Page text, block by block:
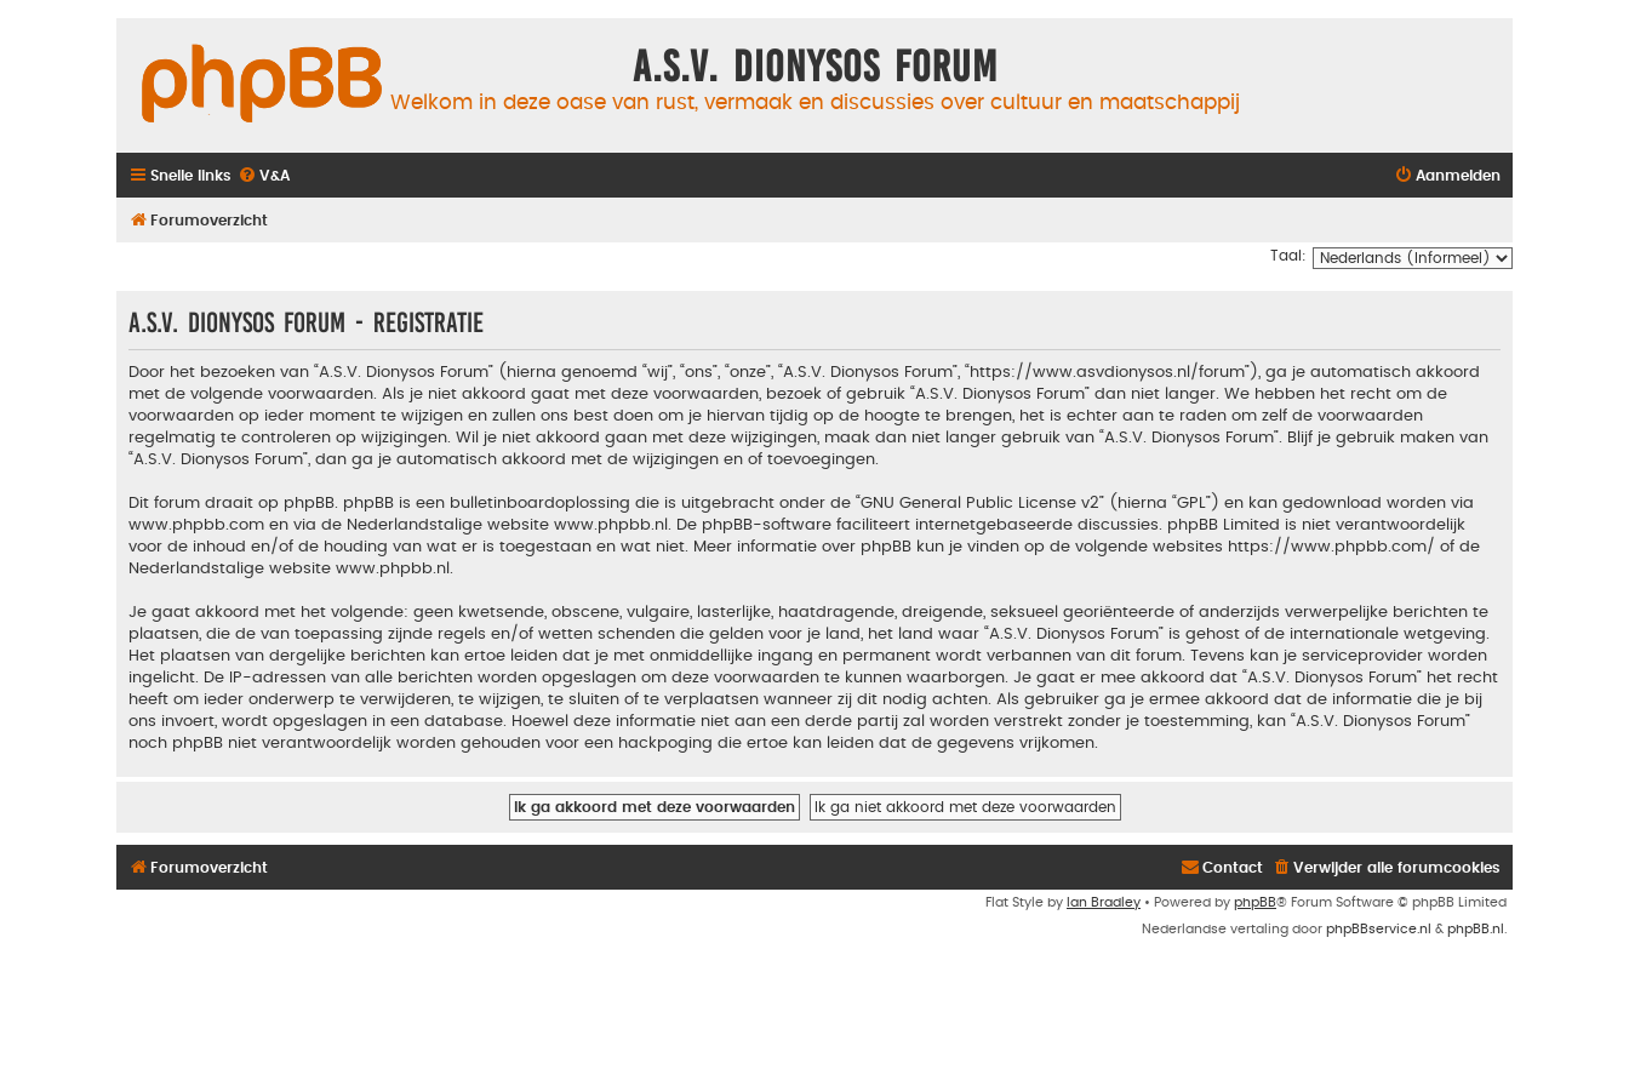
A.S.V. Dionysos Forum
Welkom in deze oase van rust, vermaak en discussies over cultuur en maatschappij
Snelle links V&A Aanmelden
Forumoverzicht
Taal:
A.S.V. Dionysos Forum - Registratie
Door het bezoeken van “A.S.V. Dionysos Forum” (hierna genoemd “wij”, “ons”, “onze”, “A.S.V. Dionysos Forum”, “https://www.asvdionysos.nl/forum”), ga je automatisch akkoord
met de volgende voorwaarden. Als je niet akkoord gaat met deze voorwaarden, bezoek of gebruik “A.S.V. Dionysos Forum” dan niet langer. We hebben het recht om de
voorwaarden op ieder moment te wijzigen en zullen ons best doen om je hiervan tijdig op de hoogte te brengen, het is echter aan te raden om zelf de voorwaarden
regelmatig te controleren op wijzigingen. Wil je niet akkoord gaan met deze wijzigingen, maak dan niet langer gebruik van “A.S.V. Dionysos Forum”. Blijf je gebruik maken van
“A.S.V. Dionysos Forum”, dan ga je automatisch akkoord met de wijzigingen en of toevoegingen.
Dit forum draait op phpBB. phpBB is een bulletinboardoplossing die is uitgebracht onder de “GNU General Public License v2” (hierna “GPL”) en kan gedownload worden via
www.phpbb.com en via de Nederlandstalige website www.phpbb.nl . De phpBB-software faciliteert internetgebaseerde discussies. phpBB Limited is niet verantwoordelijk
voor de inhoud en/of de houding van wat er is toegestaan en wat niet. Meer informatie over phpBB kun je vinden op de volgende websites https://www.phpbb.com/ of de
Nederlandstalige website www.phpbb.nl
Je gaat akkoord met het volgende: geen kwetsende, obscene, vulgaire, lasterlijke, haatdragende, dreigende, seksueel georiënteerde of anderzijds verwerpelijke berichten te
plaatsen, die de van toepassing zijnde regels en/of wetten schenden die gelden voor je land, het land waar “A.S.V. Dionysos Forum” is gehost of de internationale wetgeving.
Het plaatsen van dergelijke berichten kan ertoe leiden dat je met onmiddellijke ingang en permanent wordt verbannen van dit forum. Tevens kan je serviceprovider worden
ingelicht. De IP-adressen van alle berichten worden opgeslagen om deze voorwaarden te kunnen waarborgen. Je gaat er mee akkoord dat “A.S.V. Dionysos Forum” het recht
heeft om ieder onderwerp te verwijderen, te wijzigen, te sluiten of te verplaatsen wanneer zij dit nodig achten. Als gebruiker ga je ermee akkoord dat de informatie die je bij
ons invoert, wordt opgeslagen in een database. Hoewel deze informatie niet aan een derde partij zal worden verstrekt zonder je toestemming, kan “A.S.V. Dionysos Forum”
noch phpBB niet verantwoordelijk worden gehouden voor een hackpoging die ertoe kan leiden dat de gegevens vrijkomen.
Forumoverzicht Verwijder alle forumcookies
Contact
Flat Style by Ian Bradley • Powered by phpBB® Forum Software © phpBB Limited
Nederlandse vertaling door phpBBservice.nl & phpBB.nl